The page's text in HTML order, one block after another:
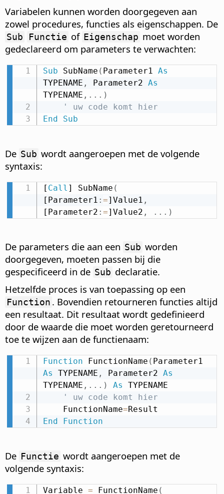
Variabelen kunnen worden doorgegeven aan
zowel procedures, functies als eigenschappen. De
Sub Functie of Eigenschap moet worden
gedeclareerd om parameters te verwachten:
Sub SubName ( Parameter1 As
TYPENAME , Parameter2 As
TYPENAME , . . . )
' uw code komt hier
End
Sub
De Sub wordt aangeroepen met de volgende
syntaxis:
[ Call ] SubName (
[Parameter1 : =]Value1 ,
[Parameter2 : =]Value2 , . . . )
De parameters die aan een Sub worden
doorgegeven, moeten passen bij die
gespecificeerd in de Sub declaratie.
Hetzelfde proces is van toepassing op een
Function . Bovendien retourneren functies altijd
een resultaat. Dit resultaat wordt gedefinieerd
door de waarde die moet worden geretourneerd
toe te wijzen aan de functienaam:
Function FunctionName (
As TYPENAME , Parameter2 As
TYPENAME , . . . ) As TYPENAME
' uw code komt hier
    FunctionName
=
End
Function
De Functie wordt aangeroepen met de
volgende syntaxis:
Variable = FunctionName (